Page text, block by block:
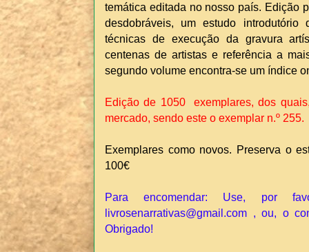
temática editada no nosso país. Edição
desdobráveis, um estudo
técnicas de execução da gravura
centenas de artistas e referência a
segundo volume encontra-se um índice
Edição de 1050 exemplares, dos
mercado, sendo este o exemplar n.º 255.
Exemplares como novos. Preserva o
100€
Para encomendar: Use, por
livrosenarrativas@gmail.com , ou, o
Obrigado!